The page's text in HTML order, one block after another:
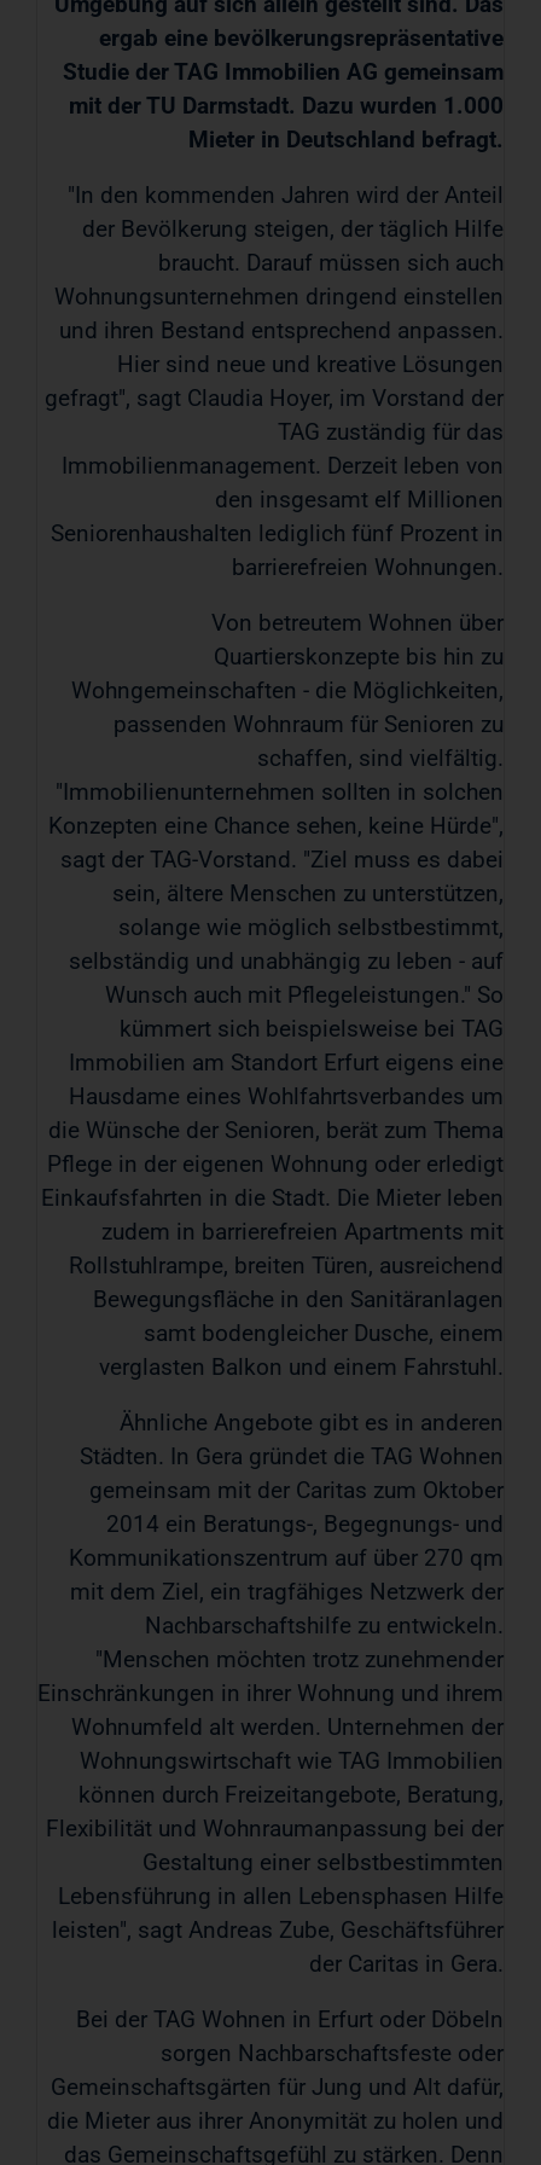
ergab eine bevölkerungsrepräsentative
Studie der TAG Immobilien AG gemeinsam
mit der TU Darmstadt. Dazu wurden 1.000
Mieter in Deutschland befragt.
"In den kommenden Jahren wird der Anteil
der Bevölkerung steigen, der täglich Hilfe
braucht. Darauf müssen sich auch
Wohnungsunternehmen dringend einstellen
und ihren Bestand entsprechend anpassen.
Hier sind neue und kreative Lösungen
gefragt", sagt Claudia Hoyer, im Vorstand der
TAG zuständig für das
Immobilienmanagement. Derzeit leben von
den insgesamt elf Millionen
Seniorenhaushalten lediglich fünf Prozent in
barrierefreien Wohnungen.
Von betreutem Wohnen über
Quartierskonzepte bis hin zu
Wohngemeinschaften - die Möglichkeiten,
passenden Wohnraum für Senioren zu
schaffen, sind vielfältig.
"Immobilienunternehmen sollten in solchen
Konzepten eine Chance sehen, keine Hürde",
sagt der TAG-Vorstand. "Ziel muss es dabei
sein, ältere Menschen zu unterstützen,
solange wie möglich selbstbestimmt,
selbständig und unabhängig zu leben - auf
Wunsch auch mit Pflegeleistungen." So
kümmert sich beispielsweise bei TAG
Immobilien am Standort Erfurt eigens eine
Hausdame eines Wohlfahrtsverbandes um
die Wünsche der Senioren, berät zum Thema
Pflege in der eigenen Wohnung oder erledigt
Einkaufsfahrten in die Stadt. Die Mieter leben
zudem in barrierefreien Apartments mit
Rollstuhlrampe, breiten Türen, ausreichend
Bewegungsfläche in den Sanitäranlagen
samt bodengleicher Dusche, einem
verglasten Balkon und einem Fahrstuhl.
Ähnliche Angebote gibt es in anderen
Städten. In Gera gründet die TAG Wohnen
gemeinsam mit der Caritas zum Oktober
2014 ein Beratungs-, Begegnungs- und
Kommunikationszentrum auf über 270 qm
mit dem Ziel, ein tragfähiges Netzwerk der
Nachbarschaftshilfe zu entwickeln.
"Menschen möchten trotz zunehmender
Einschränkungen in ihrer Wohnung und ihrem
Wohnumfeld alt werden. Unternehmen der
Wohnungswirtschaft wie TAG Immobilien
können durch Freizeitangebote, Beratung,
Flexibilität und Wohnraumanpassung bei der
Gestaltung einer selbstbestimmten
Lebensführung in allen Lebensphasen Hilfe
leisten", sagt Andreas Zube, Geschäftsführer
der Caritas in Gera.
Bei der TAG Wohnen in Erfurt oder Döbeln
sorgen Nachbarschaftsfeste oder
Gemeinschaftsgärten für Jung und Alt dafür,
die Mieter aus ihrer Anonymität zu holen und
das Gemeinschaftsgefühl zu stärken. Denn